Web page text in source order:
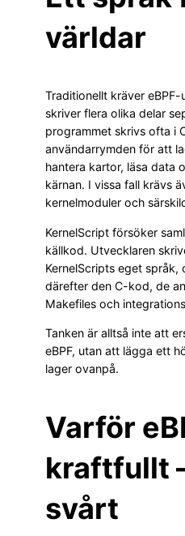
världar
Traditionellt kräver
skriver flera olika delar
programmet skrivs ofta i
användarrymden för att
hantera kartor, läsa data
kärnan. I vissa fall krävs
kernelmoduler och
KernelScript försöker
källkod. Utvecklaren
KernelScripts eget
därefter den C-kod, de
Makefiles och
Tanken är alltså inte att
eBPF, utan att lägga ett
lager ovanpå.
Varför
kraftfullt
svårt